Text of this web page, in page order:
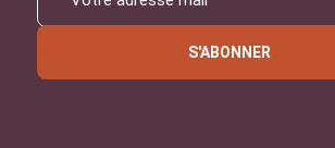
S'ABONNER